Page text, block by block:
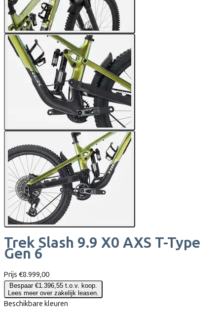
Trek Slash 9.9 X0 AXS T-Type
Gen 6
Prijs €8.999,00
Bespaar €1.396,55 t.o.v. koop.
Lees meer over zakelijk leasen.
Beschikbare kleuren